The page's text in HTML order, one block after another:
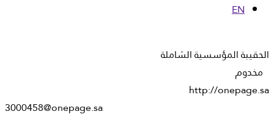
EN
الحقيبة المؤسسية الشاملة
مخدوم
http://onepage.sa
3000458@onepage.sa